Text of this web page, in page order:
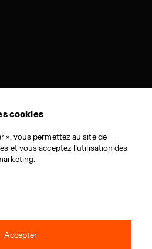
cookies
», vous permettez au site de
et vous acceptez l’utilisation des
Accepter